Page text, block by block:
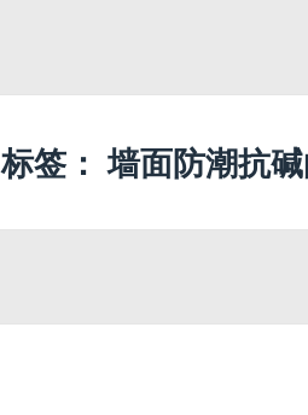
标签：墙面防潮抗